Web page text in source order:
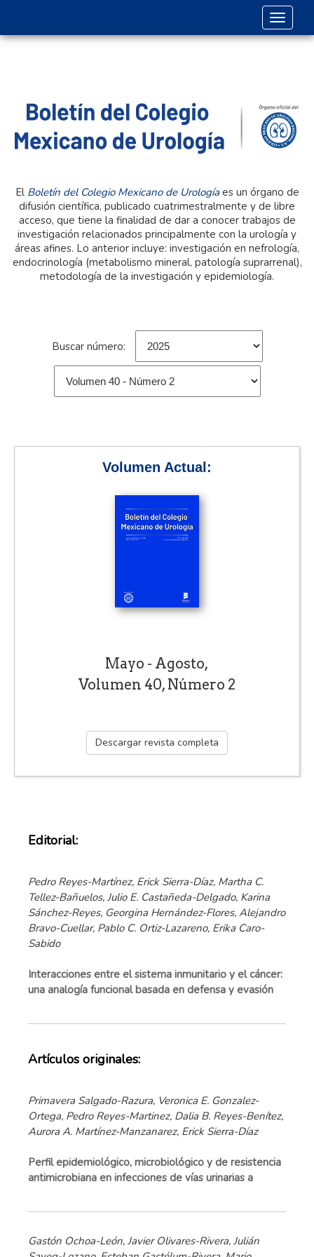
Toggle
El Boletín del Colegio Mexicano de Urologíaes un órgano de
difusión científica, publicado cuatrimestralmente y de libre
acceso, que tiene la finalidad de dar a conocer trabajos de
investigación relacionados principalmente con la urología y
áreas afines. Lo anterior incluye: investigación en nefrología,
endocrinología (metabolismo mineral, patología suprarrenal),
metodología de la investigación y epidemiología.
Buscar número:
Volumen Actual:
Mayo - Agosto,
Volumen 40, Número 2
Descargar revista completa
Editorial:
Pedro Reyes-Martínez, Erick Sierra-Díaz, Martha C.
Tellez-Bañuelos, Julio E. Castañeda-Delgado, Karina
Sánchez-Reyes, Georgina Hernández-Flores, Alejandro
Bravo-Cuellar, Pablo C. Ortiz-Lazareno, Erika Caro-
Sabido
Interacciones entre el sistema inmunitario y el cáncer:
una analogía funcional basada en defensa y evasión
Artículos originales:
Primavera Salgado-Razura, Veronica E. Gonzalez-
Ortega, Pedro Reyes-Martinez, Dalia B. Reyes-Benítez,
Aurora A. Martínez-Manzanarez, Erick Sierra-Díaz
Perfil epidemiológico, microbiológico y de resistencia
antimicrobiana en infecciones de vías urinarias a
Gastón Ochoa-León, Javier Olivares-Rivera, Julián